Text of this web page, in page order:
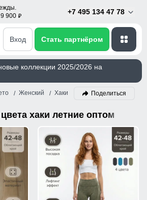
900 p
+7 495 134 47 78
Вход Стать партнёром
коллекции 2025/2026 на
Женский Хаки Поделиться
хаки летние оптом